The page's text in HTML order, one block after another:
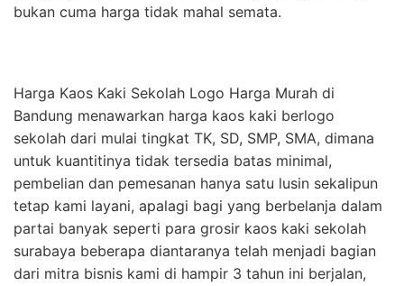
bukan cuma harga tidak mahal semata.
Harga Kaos Kaki Sekolah Logo Harga Murah di
Bandung menawarkan harga kaos kaki berlogo
sekolah dari mulai tingkat TK, SD, SMP, SMA, dimana
untuk kuantitinya tidak tersedia batas minimal,
pembelian dan pemesanan hanya satu lusin sekalipun
tetap kami layani, apalagi bagi yang berbelanja dalam
partai banyak seperti para grosir kaos kaki sekolah
surabaya beberapa diantaranya telah menjadi bagian
dari mitra bisnis kami di hampir 3 tahun ini berjalan,